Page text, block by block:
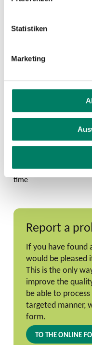
Statistiken
Marketing
Report a
If you have found
would be pleased
This is the only
improve the
be able to
targeted manner,
form.
TO THE ONLINE